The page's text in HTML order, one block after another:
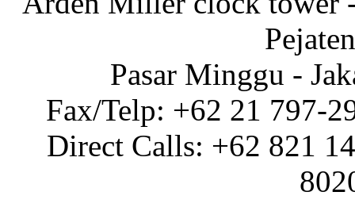
Pasar Minggu -
Fax/Telp: +62 21 797-
Direct Calls: +62 821